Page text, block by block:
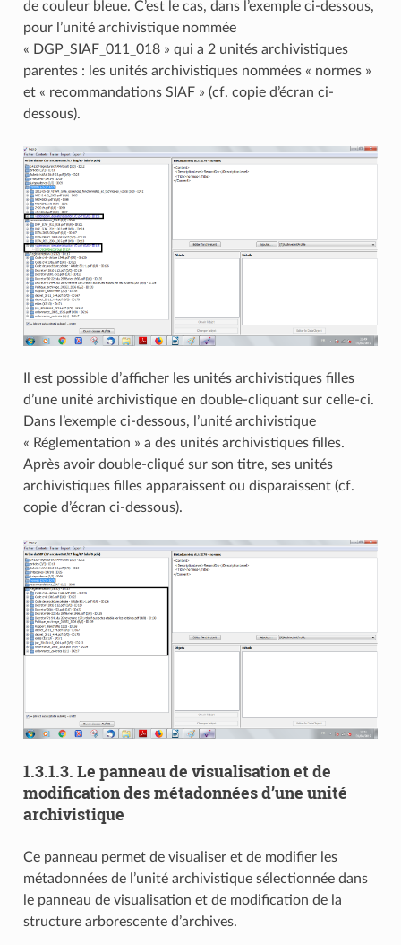
de couleur bleue. C’est le cas, dans l’exemple ci-dessous,
pour l’unité archivistique nommée
« DGP_SIAF_011_018 » qui a 2 unités archivistiques
parentes : les unités archivistiques nommées « normes »
et « recommandations SIAF » (cf. copie d’écran ci-
dessous).
Il est possible d’afficher les unités archivistiques filles
d’une unité archivistique en double-cliquant sur celle-ci.
Dans l’exemple ci-dessous, l’unité archivistique
« Réglementation » a des unités archivistiques filles.
Après avoir double-cliqué sur son titre, ses unités
archivistiques filles apparaissent ou disparaissent (cf.
copie d’écran ci-dessous).
1.3.1.3. Le panneau de visualisation et de
modification des métadonnées d’une unité
archivistique
Ce panneau permet de visualiser et de modifier les
métadonnées de l’unité archivistique sélectionnée dans
le panneau de visualisation et de modification de la
structure arborescente d’archives.